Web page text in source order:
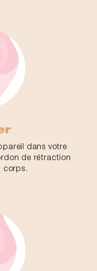
dans votre
de rétraction
corps.